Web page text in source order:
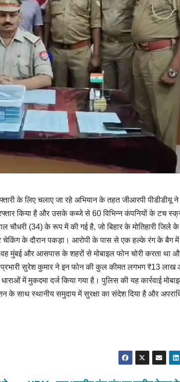
के लिए चलाए जा रहे अभियान के तहत जीआरपी पीडीडीयू ने
किया है और उसके कब्जे से 60 विभिन्न कंपनियों के टच
चौधरी (34) के रूप में की गई है, जो बिहार के मोतिहारी जिले
चेकिंग के दौरान पकड़ा। आरोपी के पास से एक हल्के रंग के बैग में
मुंबई और आसपास के शहरों से मोबाइल फोन चोरी करता था
सुरेश कुमार ने इन फोन की कुल कीमत लगभग ₹13
में मुकदमा दर्ज किया गया है। पुलिस की यह कार्रवाई
के साथ स्थानीय समुदाय में सुरक्षा का संदेश दिया है और